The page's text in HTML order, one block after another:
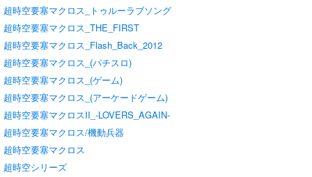
超時空要塞マクロス_トゥルーラブソング
超時空要塞マクロス_THE_FIRST
超時空要塞マクロス_Flash_Back_2012
超時空要塞マクロス_(パチスロ)
超時空要塞マクロス_(ゲーム)
超時空要塞マクロス_(アーケードゲーム)
超時空要塞マクロスII_-LOVERS_AGAIN-
超時空要塞マクロス/機動兵器
超時空要塞マクロス
超時空シリーズ